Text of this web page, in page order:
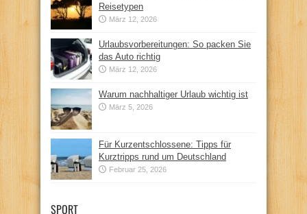
Reisetypen
März 12, 2026
Urlaubsvorbereitungen: So packen Sie
das Auto richtig
März 12, 2026
Warum nachhaltiger Urlaub wichtig ist
März 5, 2026
Für Kurzentschlossene: Tipps für
Kurztripps rund um Deutschland
Februar 25, 2026
SPORT